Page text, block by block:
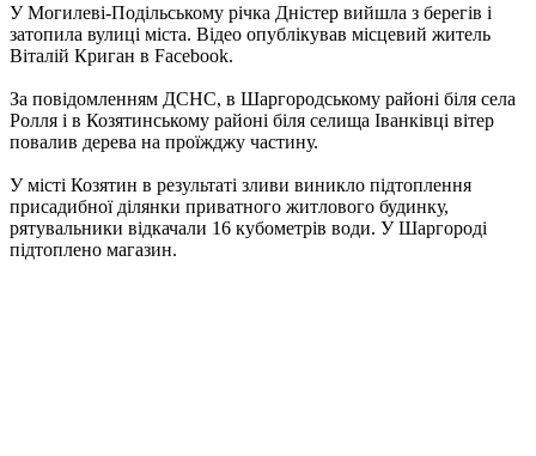
У Могилеві-Подільському річка Дністер вийшла з берегів і
затопила вулиці міста. Відео опублікував місцевий житель
Віталій Криган в Facebook.
За повідомленням ДСНС, в Шаргородському районі біля села
Ролля і в Козятинському районі біля селища Іванківці вітер
повалив дерева на проїжджу частину.
У місті Козятин в результаті зливи виникло підтоплення
присадибної ділянки приватного житлового будинку,
рятувальники відкачали 16 кубометрів води. У Шаргороді
підтоплено магазин.